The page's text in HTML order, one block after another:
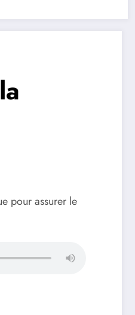
pour assurer le